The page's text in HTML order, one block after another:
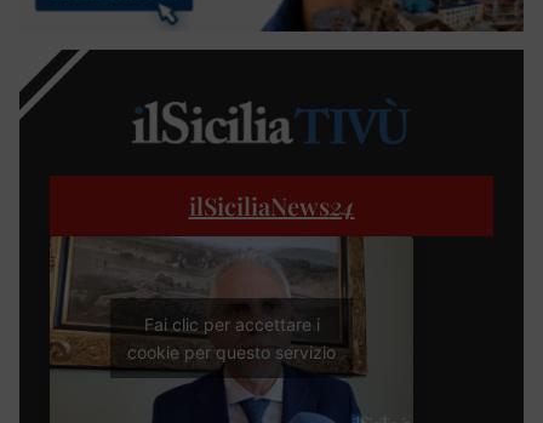
ilSiciliaNews24
Fai clic per accettare i
cookie per questo servizio